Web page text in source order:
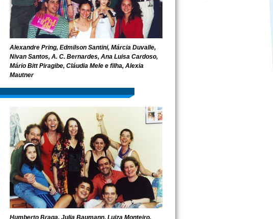
Alexandre Pring, Edmilson Santini, Márcia Duvalle,
Nivan Santos, A. C. Bernardes, Ana Luisa Cardoso,
Mário Bitt Piragibe, Cláudia Mele e filha, Alexia
Mautner
Humberto Braga, Julia Baumann, Luiza Monteiro,